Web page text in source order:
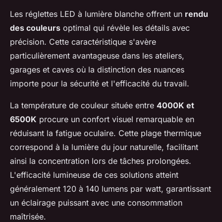
Les réglettes LED à lumière blanche offrent un rendu
des couleurs optimal qui révèle les détails avec
précision. Cette caractéristique s'avère
particulièrement avantageuse dans les ateliers,
garages et caves où la distinction des nuances
importe pour la sécurité et l'efficacité du travail.
La température de couleur située entre 4000K et
6500K procure un confort visuel remarquable en
réduisant la fatigue oculaire. Cette plage thermique
correspond à la lumière du jour naturelle, facilitant
ainsi la concentration lors de tâches prolongées.
L'efficacité lumineuse de ces solutions atteint
généralement 120 à 140 lumens par watt, garantissant
un éclairage puissant avec une consommation
maîtrisée.